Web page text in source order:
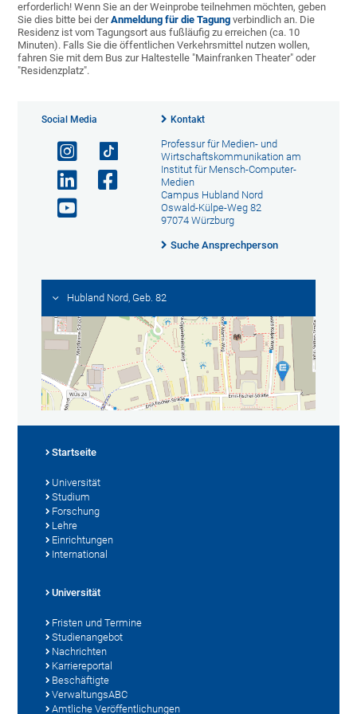
erforderlich! Wenn Sie an der Weinprobe teilnehmen möchten, geben
Sie dies bitte bei derAnmeldung für die Tagung verbindlich an. Die
Residenz ist vom Tagungsort aus fußläufig zu erreichen (ca. 10
Minuten). Falls Sie die öffentlichen Verkehrsmittel nutzen wollen,
fahren Sie mit dem Bus zur Haltestelle "Mainfranken Theater" oder
"Residenzplatz".
Social Media Kontakt
Professur für Medien- und
Wirtschaftskommunikation am
Institut für Mensch-Computer-
Medien
Campus Hubland Nord
Oswald-Külpe-Weg 82
97074 Würzburg
Suche Ansprechperson
Hubland Nord, Geb. 82
Startseite
Universität
Studium
Forschung
Lehre
Einrichtungen
International
Universität
Fristen und Termine
Studienangebot
Nachrichten
Karriereportal
Beschäftigte
VerwaltungsABC
Amtliche Veröffentlichungen